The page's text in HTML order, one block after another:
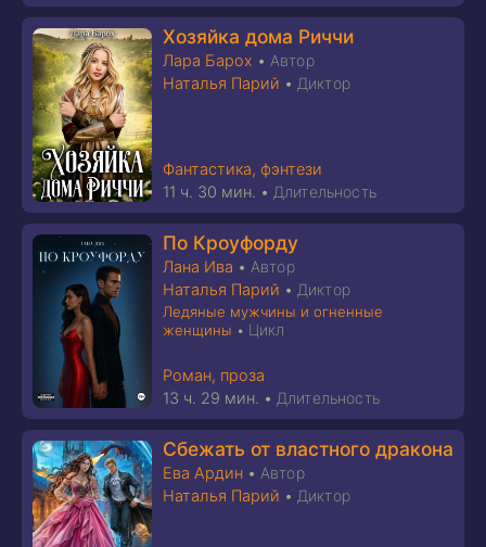
Хозяйка дома Риччи
Лара Барох • Автор
Наталья Парий • Диктор
Фантастика, фэнтези
11 ч. 30 мин. • Длительность
По Кроуфорду
Лана Ива • Автор
Наталья Парий • Диктор
Ледяные мужчины и огненные
женщины • Цикл
Роман, проза
13 ч. 29 мин. • Длительность
Сбежать от властного дракона
Ева Ардин • Автор
Наталья Парий • Диктор